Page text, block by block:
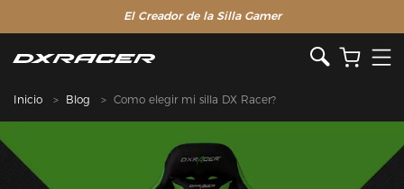
El Creador de la Silla Gamer
Inicio Blog Como elegir mi silla DX Racer?